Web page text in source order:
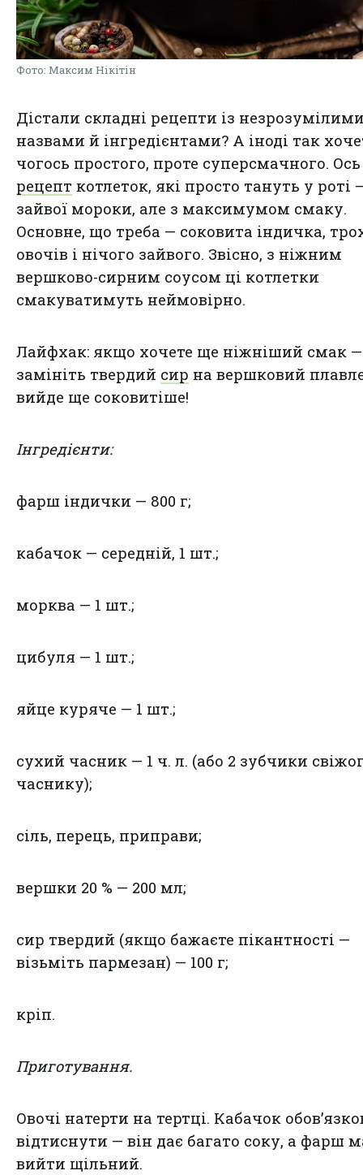
Фото: Максим Нікітін
Дістали складні рецепти із
назвами й інгредієнтами? А іноді так
чогось простого, проте суперсмачного. Ось
рецепт котлеток, які просто тануть у роті
зайвої мороки, але з максимумом смаку.
Основне, що треба — соковита індичка,
овочів і нічого зайвого. Звісно, з ніжним
вершково-сирним соусом ці котлетки
смакуватимуть неймовірно.
Лайфхак: якщо хочете ще ніжніший смак —
замініть твердий сир на вершковий
вийде ще соковитіше!
Інгредієнти:
фарш індички — 800 г;
кабачок — середній, 1 шт.;
морква — 1 шт.;
цибуля — 1 шт.;
яйце куряче — 1 шт.;
сухий часник — 1 ч. л. (або 2 зубчики
часнику);
сіль, перець, приправи;
вершки 20 % — 200 мл;
сир твердий (якщо бажаєте пікантності —
візьміть пармезан) — 100 г;
кріп.
Приготування.
Овочі натерти на тертці. Кабачок
відтиснути — він дає багато соку, а фарш
вийти щільний.